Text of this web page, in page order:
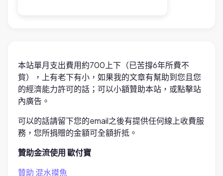
本站單月支出費用約700上下（已苦撐6年所費不
貲），上有老下有小，如果我的文章有幫助到您且您
的經濟能力許可的話；可以小額贊助本站，或點擊站
內廣告。
可以的話請留下您的email之後有提供任何線上收費服
務，您所捐贈的金額可全額折抵。
贊助金流使用 歐付寶
贊助 混水摸魚